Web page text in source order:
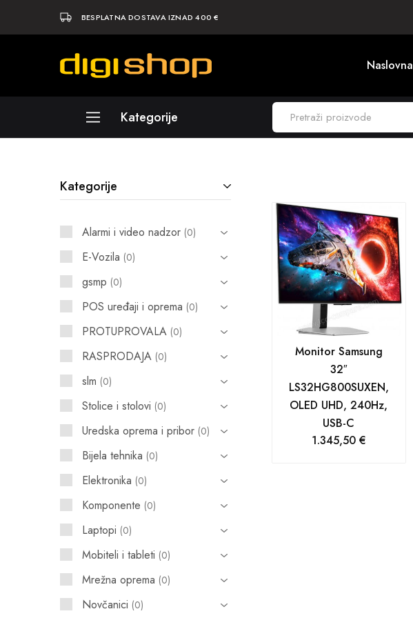
BESPLATNA DOSTAVA IZNAD 400 €
Digishop
Vaša Naslovna
Kategorije
Računala
Periferija
Mobiteli i tableti
POS uređaji i operma
Mrežna oprema
Stolice i stolovi
Novčanici
Monitor Samsung
32″
LS32HG800SUXEN,
OLED UHD, 240Hz,
USB-C
1.345,50 €
Kategorije
Alarmi i video nadzor 0
E-Vozila 0
gsmp 0
POS uređaji i oprema 0
PROTUPROVALA 0
RASPRODAJA 0
slm 0
Stolice i stolovi 0
Uredska oprema i pribor 0
Bijela tehnika 0
Elektronika 0
Komponente 0
Laptopi 0
Mobiteli i tableti 0
Mrežna oprema 0
Novčanici 0